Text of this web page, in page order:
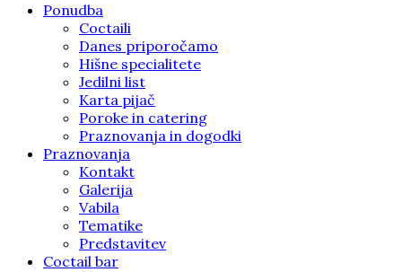
Ponudba
Coctaili
Danes priporočamo
Hišne specialitete
Jedilni list
Karta pijač
Poroke in catering
Praznovanja in dogodki
Praznovanja
Kontakt
Galerija
Vabila
Tematike
Predstavitev
Coctail bar